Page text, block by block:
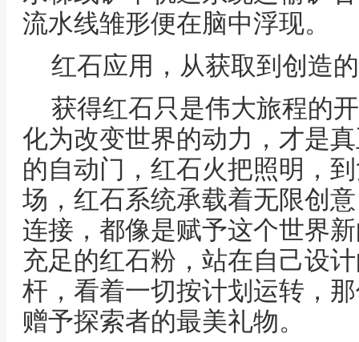
流水线雏形便在脑中浮现。
红石应用，从获取到创造
获得红石只是伟大旅程的
化为改变世界的动力，才是
的自动门，红石火把照明，
场，红石系统承载着无限创
连接，都像是赋予这个世界
充足的红石粉，站在自己设
杆，看着一切按计划运转，
赠予探索者的最美礼物。